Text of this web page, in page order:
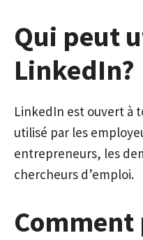
Qui peut
LinkedIn?
LinkedIn est ouvert à
utilisé par les
entrepreneurs, les
chercheurs d’emploi.